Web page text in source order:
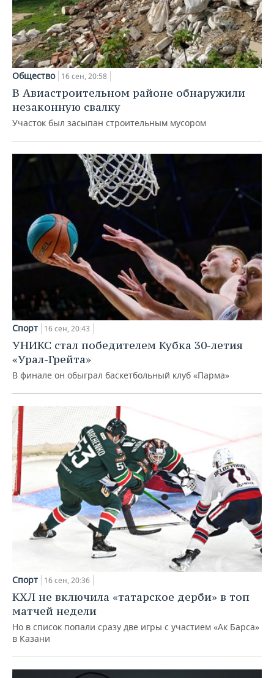
Общество 16 сен, 20:58
В Авиастроительном районе обнаружили
незаконную свалку
Участок был засыпан строительным мусором
Спорт 16 сен, 20:43
УНИКС стал победителем Кубка 30-летия
«Урал-Грейта»
В финале он обыграл баскетбольный клуб «Парма»
Спорт 16 сен, 20:36
КХЛ не включила «татарское дерби» в топ
матчей недели
Но в список попали сразу две игры с участием «Ак Барса»
в Казани